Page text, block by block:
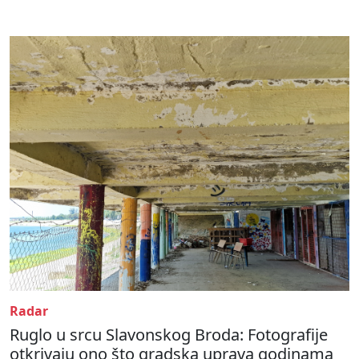
Radar
Ruglo u srcu Slavonskog Broda: Fotografije
otkrivaju ono što gradska uprava godinama